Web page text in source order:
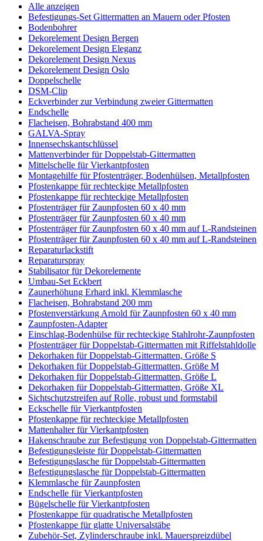
Alle anzeigen
Befestigungs-Set Gittermatten an Mauern oder Pfosten
Bodenbohrer
Dekorelement Design Bergen
Dekorelement Design Eleganz
Dekorelement Design Nexus
Dekorelement Design Oslo
Doppelschelle
DSM-Clip
Eckverbinder zur Verbindung zweier Gittermatten
Endschelle
Flacheisen, Bohrabstand 400 mm
GALVA-Spray
Innensechskantschlüssel
Mattenverbinder für Doppelstab-Gittermatten
Mittelschelle für Vierkantpfosten
Montagehilfe für Pfostenträger, Bodenhülsen, Metallpfosten
Pfostenkappe für rechteckige Metallpfosten
Pfostenkappe für rechteckige Metallpfosten
Pfostenträger für Zaunpfosten 60 x 40 mm
Pfostenträger für Zaunpfosten 60 x 40 mm
Pfostenträger für Zaunpfosten 60 x 40 mm auf L-Randsteinen
Pfostenträger für Zaunpfosten 60 x 40 mm auf L-Randsteinen
Reparaturlackstift
Reparaturspray
Stabilisator für Dekorelemente
Umbau-Set Eckbert
Zaunerhöhung Erhard inkl. Klemmlasche
Flacheisen, Bohrabstand 200 mm
Pfostenverstärkung Arnold für Zaunpfosten 60 x 40 mm
Zaunpfosten-Adapter
Einschlag-Bodenhülse für rechteckige Stahlrohr-Zaunpfosten
Pfostenträger für Doppelstab-Gittermatten mit Riffelstahldolle
Dekorhaken für Doppelstab-Gittermatten, Größe S
Dekorhaken für Doppelstab-Gittermatten, Größe M
Dekorhaken für Doppelstab-Gittermatten, Größe L
Dekorhaken für Doppelstab-Gittermatten, Größe XL
Sichtschutzstreifen auf Rolle, robust und formstabil
Eckschelle für Vierkantpfosten
Pfostenkappe für rechteckige Metallpfosten
Mattenhalter für Vierkantpfosten
Hakenschraube zur Befestigung von Doppelstab-Gittermatten
Befestigungsleiste für Doppelstab-Gittermatten
Befestigungslasche für Doppelstab-Gittermatten
Befestigungslasche für Doppelstab-Gittermatten
Klemmlasche für Zaunpfosten
Endschelle für Vierkantpfosten
Bügelschelle für Vierkantpfosten
Pfostenkappe für quadratische Metallpfosten
Pfostenkappe für glatte Universalstäbe
Zubehör-Set, Zylinderschraube inkl. Mauerspreizdübel